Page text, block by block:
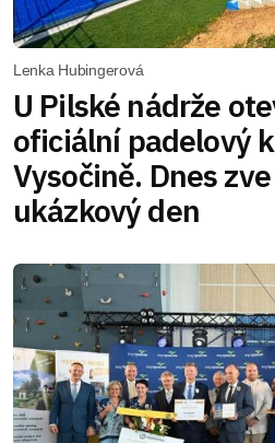
Lenka Hubingerová
U Pilské nádrže
oficiální padelový
Vysočině. Dnes
ukázkový den